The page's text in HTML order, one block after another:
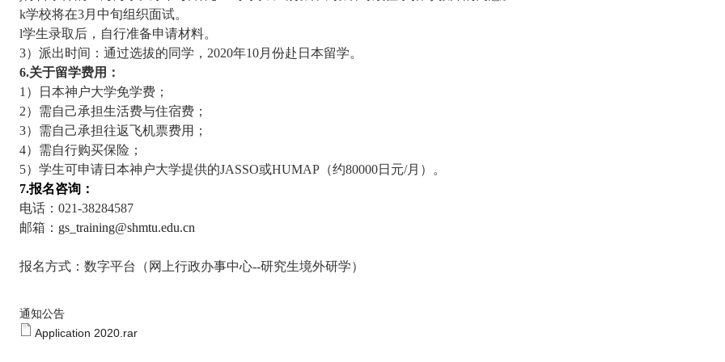
k学校将在3月中旬组织面试。
l学生录取后，自行准备申请材料。
3）派出时间：通过选拔的同学， 2020年10月份赴日本留学。
6.关于留学费用：
1 ）日本神户大学免学费；
2）需自己承担生活费与住宿费；
3）需自己承担往返飞机票费用；
4）需自行购买保险；
5）学生可申请日本神户大学提供的JASSO或HUMAP （约80000日元/月）。
7.报名咨询 ：
电话： 021-38284587
邮箱： gs_training@shmtu.edu.cn
报名方式：数字平台（网上行政办事中心--研究生境外研学）
通知公告
Application 2020.rar